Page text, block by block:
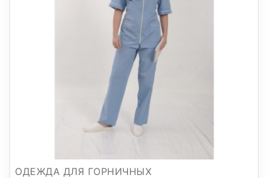
ОДЕЖДА ДЛЯ ГОРНИЧНЫХ